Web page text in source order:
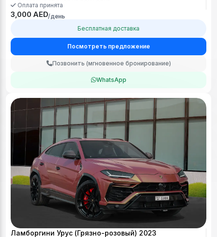
Оплата принята
3,000 AED/день
Бесплатная доставка
Посмотреть предложение
Позвонить (мгновенное бронирование)
WhatsApp
Ламборгини Урус (Грязно-розовый) 2023